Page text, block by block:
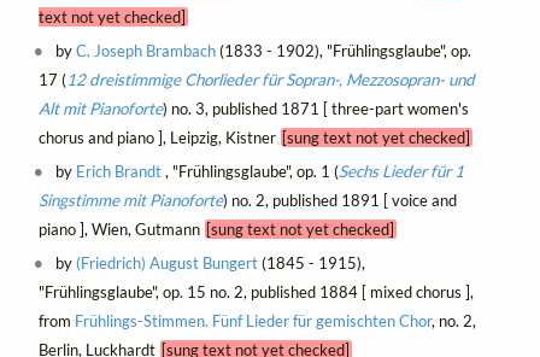
text not yet checked]
byC. Joseph Brambach(1833 - 1902), "Frühlingsglaube", op.
17 (12 dreistimmige Chorlieder für Sopran-, Mezzosopran- und
Alt mit Pianoforte) no. 3, published 1871 [ three-part women's
chorus and piano ], Leipzig, Kistner [sung text not yet checked]
by Erich Brandt, "Frühlingsglaube", op. 1 (Sechs Lieder für 1
Singstimme mit Pianoforte) no. 2, published 1891 [ voice and
piano ], Wien, Gutmann [sung text not yet checked]
by (Friedrich) August Bungert(1845 - 1915),
"Frühlingsglaube", op. 15 no. 2, published 1884 [ mixed chorus ],
from Frühlings-Stimmen. Fünf Lieder für gemischten Chor, no. 2,
Berlin, Luckhardt [sung text not yet checked]